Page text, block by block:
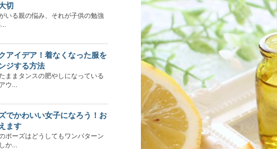
切
いる親の悩み、それが子供の勉強
アイデア！着なくなった服を
ジする方法
ままタンスの肥やしになっている
ウ...
でかわいい女子になろう！お
ます
ポーズはどうしてもワンパターン
か...